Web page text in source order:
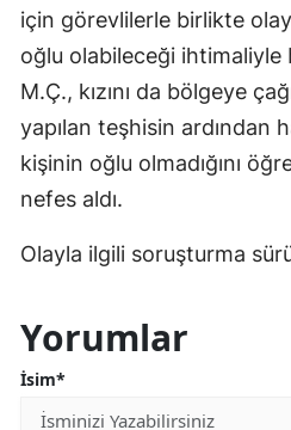
için görevlilerle birlikte
oğlu olabileceği ihtimaliyle
M.Ç., kızını da bölgeye
yapılan teşhisin ardından
kişinin oğlu olmadığını
nefes aldı.
Olayla ilgili soruşturma
Yorumlar
İsim*